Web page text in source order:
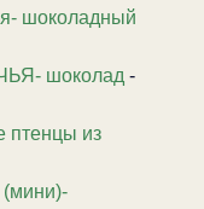
шоколадный
шоколад -
птенцы из